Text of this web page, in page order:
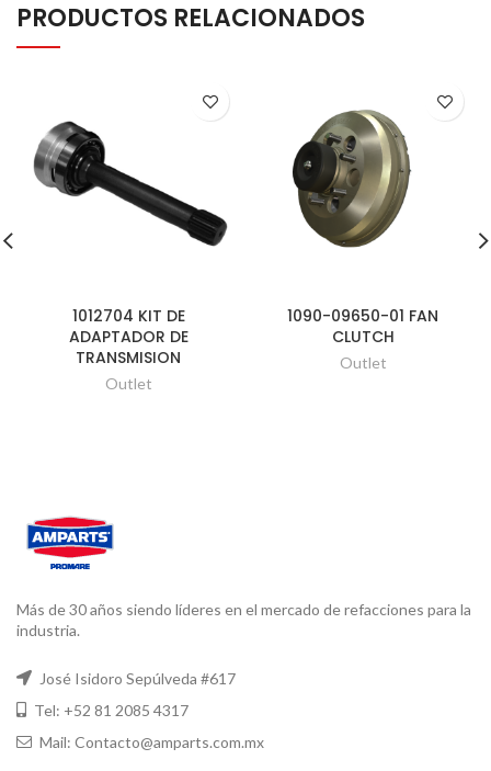
PRODUCTOS RELACIONADOS
1012704 KIT DE
ADAPTADOR DE
TRANSMISION
Outlet
1090-09650-01 FAN
CLUTCH
Outlet
Más de 30 años siendo líderes en el mercado de refacciones para la
industria.
José Isidoro Sepúlveda #617
Tel: +52 81 2085 4317
Mail: Contacto@amparts.com.mx